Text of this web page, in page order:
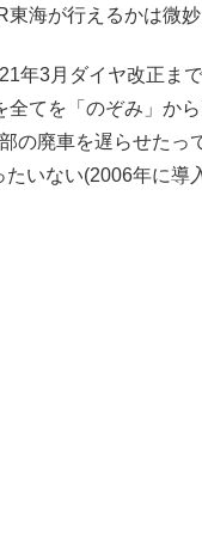
海が行えるかは微
年3月ダイヤ改正ま
てを「のぞみ」か
の廃車を遅らせた
いない(2006年に